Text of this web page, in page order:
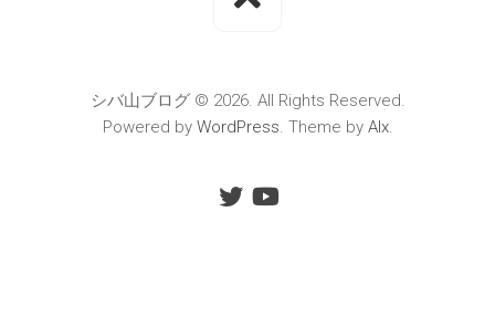
シバ山ブログ © 2026. All Rights Reserved.
Powered by WordPress. Theme by Alx.